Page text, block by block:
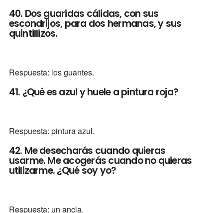
40. Dos guaridas cálidas, con sus
escondrijos, para dos hermanas, y sus
quintillizos.
Respuesta: los guantes.
41. ¿Qué es azul y huele a pintura roja?
Respuesta: pintura azul.
42. Me desecharás cuando quieras
usarme. Me acogerás cuando no quieras
utilizarme. ¿Qué soy yo?
Respuesta: un ancla.